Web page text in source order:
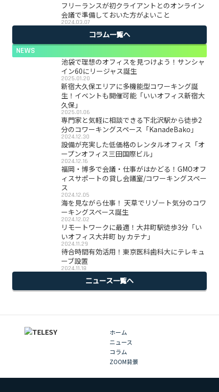
フリーランスが初クライアントとのオンライン
会議で準備しておいた方がよいこと
2024.03.07
コラム一覧へ
NEWS
池袋で理想のオフィスを見つけよう！サンシャ
イン60にリージャス誕生
2025.01.20
新宿大久保エリアに多機能型コワーキング誕
生！イベントも開催可能「いいオフィス新宿大
久保」
2025.01.06
専門家と気軽に相談できる下北沢駅から徒歩2
分のコワーキングスペース「KanadeBako」
2024.12.30
設備が充実した低価格のレンタルオフィス「オ
ープンオフィス三田国際ビル」
2024.12.16
福岡・博多で会議・仕事がはかどる！GMOオフ
ィスサポートの貸し会議室/コワーキングスペー
ス
2024.12.05
海を見ながら仕事！ 天草でリゾート気分のコワ
ーキングスペース誕生
2024.12.02
リモートワークに最適！大井町駅徒歩3分「い
いオフィス大井町 by カテナ」
2024.11.29
待合時間有効活用！東京医科歯科大にテレキュ
ーブ設置
2024.11.18
ニュース一覧へ
ホーム
ニュース
コラム
ZOOM背景